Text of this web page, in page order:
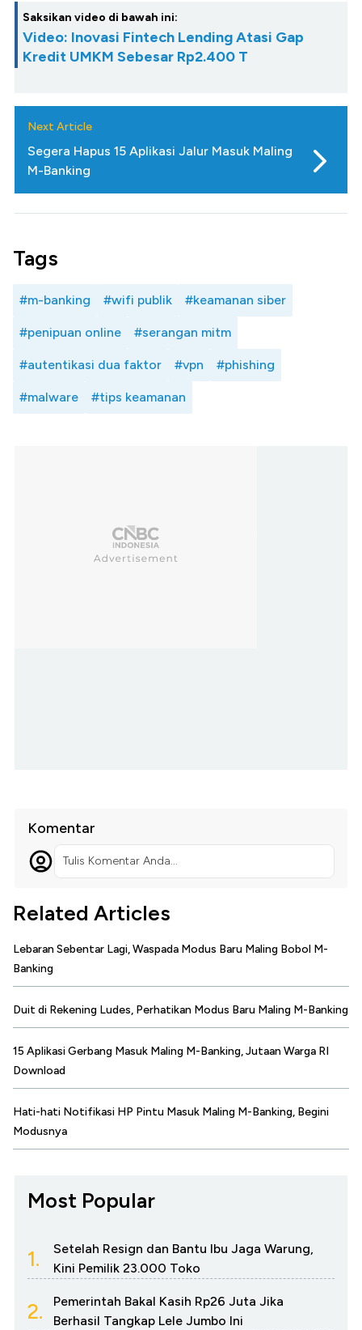
Saksikan video di bawah ini:
Video: Inovasi Fintech Lending Atasi Gap
Kredit UMKM Sebesar Rp2.400 T
Next Article
Segera Hapus 15 Aplikasi Jalur Masuk Maling
M-Banking
Tags
#m-banking #wifi publik #keamanan siber
#penipuan online #serangan mitm
#autentikasi dua faktor #vpn #phishing
#malware #tips keamanan
Komentar
Tulis Komentar Anda...
Related Articles
Lebaran Sebentar Lagi, Waspada Modus Baru Maling Bobol M-
Banking
Duit di Rekening Ludes, Perhatikan Modus Baru Maling M-Banking
15 Aplikasi Gerbang Masuk Maling M-Banking, Jutaan Warga RI
Download
Hati-hati Notifikasi HP Pintu Masuk Maling M-Banking, Begini
Modusnya
Most Popular
1.
Setelah Resign dan Bantu Ibu Jaga Warung,
Kini Pemilik 23.000 Toko
2.
Pemerintah Bakal Kasih Rp26 Juta Jika
Berhasil Tangkap Lele Jumbo Ini